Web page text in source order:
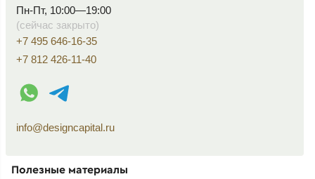
Пн-Пт, 10:00—19:00
(сейчас закрыто)
+7 495 646-16-35
+7 812 426-11-40
WhatsApp контакт
Telegram контакт
info@designcapital.ru
Полезные материалы